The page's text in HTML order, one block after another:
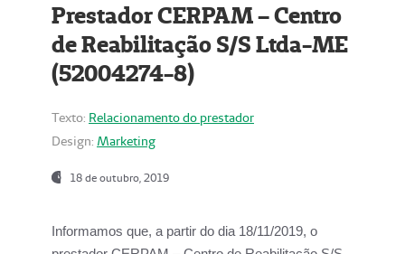
Prestador CERPAM – Centro
de Reabilitação S/S Ltda-ME
(52004274-8)
Texto: Relacionamento do prestador
Design: Marketing
18 de outubro, 2019
Informamos que, a partir do dia 18/11/2019, o